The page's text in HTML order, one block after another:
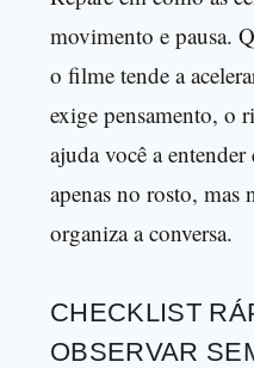
movimento e pausa.
o filme tende a
exige pensamento, o
ajuda você a
apenas no rosto,
organiza a conversa.
CHECKLIST
OBSERVAR